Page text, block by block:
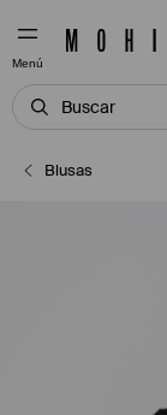
Menú
Blusas